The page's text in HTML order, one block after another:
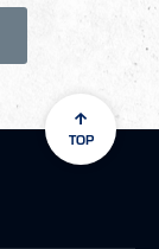
TOP